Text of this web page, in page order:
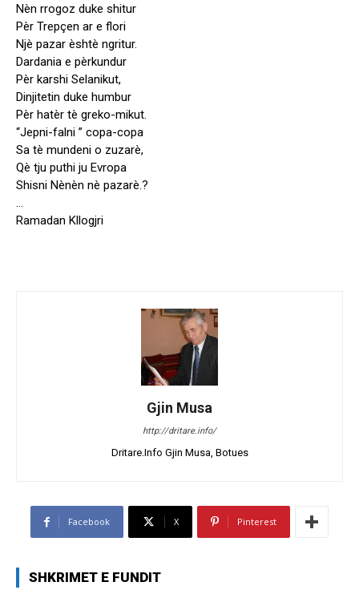
Nèn rrogoz duke shitur
Pèr Trepçen ar e flori
Njè pazar èshtè ngritur.
Dardania e pèrkundur
Pèr karshi Selanikut,
Dinjitetin duke humbur
Pèr hatèr tè greko-mikut.
“Jepni-falni ” copa-copa
Sa tè mundeni o zuzarè,
Qè tju puthi ju Evropa
Shisni Nènèn nè pazarè.?
…
Ramadan Kllogjri
Gjin Musa
http://dritare.info/
Dritare.Info Gjin Musa, Botues
Facebook X Pinterest
SHKRIMET E FUNDIT